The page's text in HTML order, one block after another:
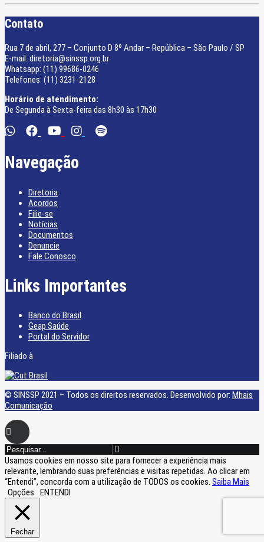
Contato
Rua 7 de abril, 277 – Conjunto D 8º Andar – República – São Paulo / SP
E-mail: diretoria@sinssp.org.br
Whatsapp: (11) 99686-0246
Telefones: (11) 3231-2128
Horário de atendimento:
De Segunda à Sexta-feira das 8h30 às 17h30
Navegação
Diretoria
Acordos
Filie-se
Notícias
Documentos
Denuncie
Fale Conosco
Links Importantes
Banco do Brasil
Geap Saúde
Portal do Servidor
Filiado à
© SINSSP 2021 – Todos os direitos reservados. Desenvolvido por: Mhais
Comunicação
Usamos cookies em nosso site para fornecer a experiência mais
relevante, lembrando suas preferências e visitas repetidas. Ao clicar em
“Entendi”, concorda com a utilização de TODOS os cookies. Saiba Mais
Opções
ENTENDI
Fechar